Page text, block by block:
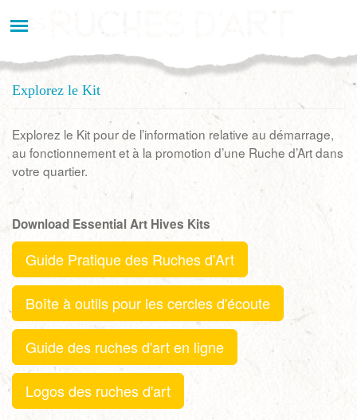
au
Explorez le Kit
Explorez le Kit pour de l’information relative au démarrage,
au fonctionnement et à la promotion d’une Ruche d’Art dans
votre quartier.
Download Essential Art Hives Kits
Guide Pratique des Ruches d'Art
Boîte à outils pour les cercles d'écoute
Guide des ruches d'art en ligne
Logos des ruches d'art